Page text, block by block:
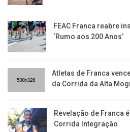
FEAC Franca reabre
‘Rumo aos 200 Anos’
Atletas de Franca
da Corrida da Alta
Revelação de Franca
Corrida Integração